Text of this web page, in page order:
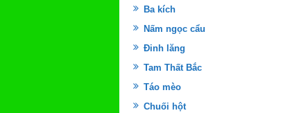
Ba kích
Nấm ngọc cẩu
Đinh lăng
Tam Thất Bắc
Táo mèo
Chuối hột